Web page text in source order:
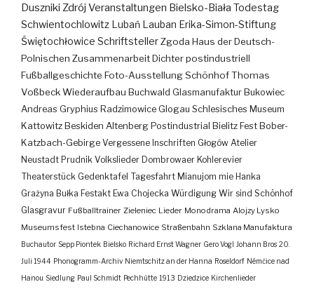
Duszniki Zdrój Veranstaltungen Bielsko-Biała Todestag
Schwientochlowitz
Lubań Lauban Erika-Simon-Stiftung
Świętochłowice SchriftstellerZgoda Haus der Deutsch-
Polnischen ZusammenarbeitDichterpostindustriell
Fußballgeschichte Foto-AusstellungSchönhofThomas
VoßbeckWiederaufbau Buchwald Glasmanufaktur Bukowiec
Andreas Gryphius Radzimowice Glogau Schlesisches Museum
Kattowitz Beskiden Altenberg Postindustrial Bielitz Fest Bober-
Katzbach-Gebirge Vergessene Inschriften Głogów Atelier
Neustadt Prudnik Volkslieder Dombrowaer Kohlerevier
Theaterstück Gedenktafel Tagesfahrt Mianujom mie Hanka
Grażyna Bułka Festakt Ewa Chojecka Würdigung Wir sind Schönhof
Glasgravur Fußballtrainer Zieleniec Lieder Monodrama Alojzy Lysko
Museumsfest Istebna Ciechanowice Straßenbahn Szklana Manufaktura
Buchautor Sepp Piontek Bielsko Richard Ernst Wagner Gero Vogl Johann Bros 20.
Juli 1944 Phonogramm-Archiv Niemtschitz an der Hanna Roseldorf Némčice nad
Hanou Siedlung Paul Schmidt Pechhütte 1913 Dziedzice Kirchenlieder